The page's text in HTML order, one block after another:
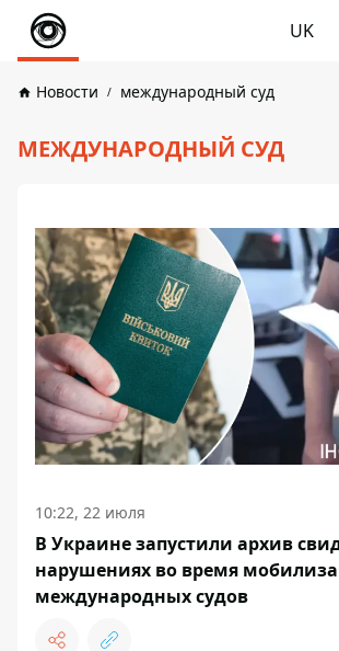
UK
Новости международный суд
МЕЖДУНАРОДНЫЙ СУД
10:22, 22 июля
В Украине запустили архив
нарушениях во время
международных судов